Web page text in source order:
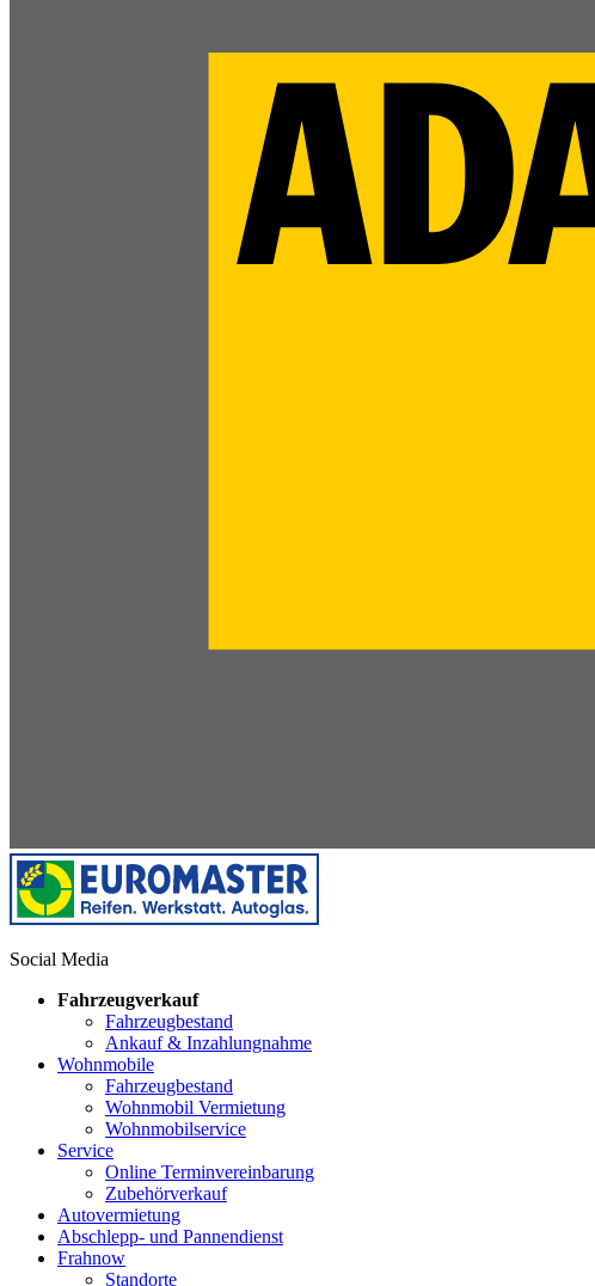
Social Media
Fahrzeugverkauf
Fahrzeugbestand
Ankauf & Inzahlungnahme
Wohnmobile
Fahrzeugbestand
Wohnmobil Vermietung
Wohnmobilservice
Service
Online Terminvereinbarung
Zubehörverkauf
Autovermietung
Abschlepp- und Pannendienst
Frahnow
Standorte